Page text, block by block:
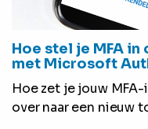
Hoe stel je MFA
met Microsoft
Hoe zet je jouw
over naar een nieuw